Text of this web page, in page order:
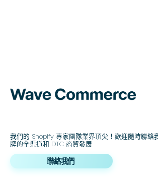
我們的 Shopify 專家團隊業界頂尖！歡迎隨時聯絡
牌的全渠道和 DTC 商貿發展
聯絡我們